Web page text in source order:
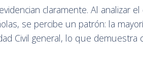
claramente. Al analizar
se percibe un patrón: la
Civil general, lo que demuestra